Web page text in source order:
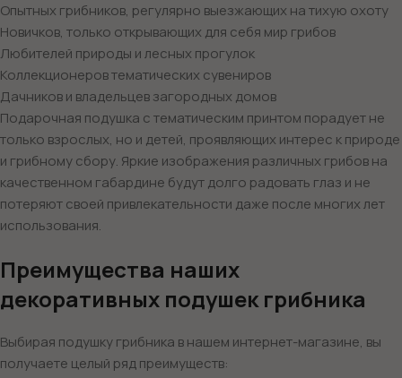
Опытных грибников, регулярно выезжающих на тихую охоту
Новичков, только открывающих для себя мир грибов
Любителей природы и лесных прогулок
Коллекционеров тематических сувениров
Дачников и владельцев загородных домов
Подарочная подушка с тематическим принтом порадует не
только взрослых, но и детей, проявляющих интерес к природе
и грибному сбору. Яркие изображения различных грибов на
качественном габардине будут долго радовать глаз и не
потеряют своей привлекательности даже после многих лет
использования.
Преимущества наших
декоративных подушек грибника
Выбирая подушку грибника в нашем интернет-магазине, вы
получаете целый ряд преимуществ: